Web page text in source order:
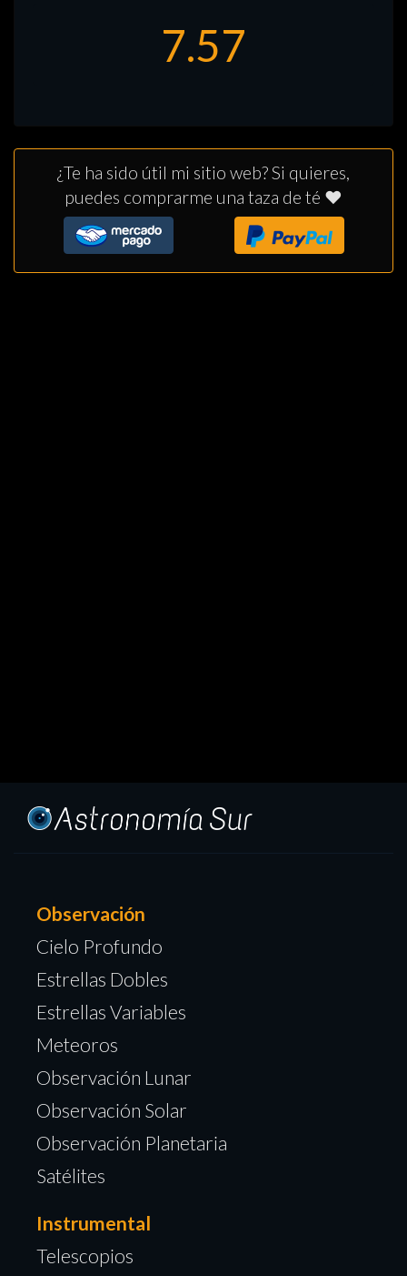
¿Te ha sido útil mi sitio web? Si quieres,
puedes comprarme una taza de té ❤️
Observación
Cielo Profundo
Estrellas Dobles
Estrellas Variables
Meteoros
Observación Lunar
Observación Solar
Observación Planetaria
Satélites
Instrumental
Telescopios